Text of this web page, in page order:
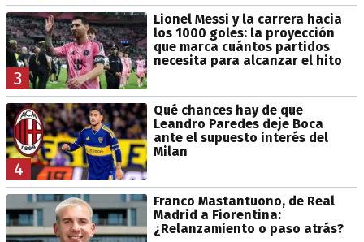
3
Lionel Messi y la carrera hacia
los 1000 goles: la proyección
que marca cuántos partidos
necesita para alcanzar el hito
4
Qué chances hay de que
Leandro Paredes deje Boca
ante el supuesto interés del
Milan
Franco Mastantuono, de Real
Madrid a Fiorentina:
¿Relanzamiento o paso atrás?